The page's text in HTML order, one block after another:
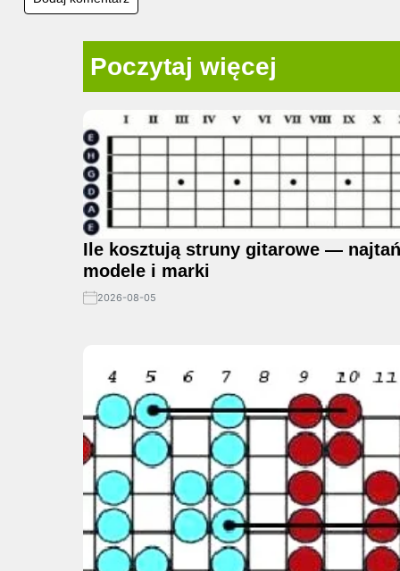
Poczytaj więcej
Ile kosztują struny gitarowe —
modele i marki
2026-08-05